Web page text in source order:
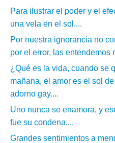
Para ilustrar el poder y el
una vela en el sol....
Por nuestra ignorancia no
por el error, las entendemos
¿Qué es la vida, cuando se
mañana, el amor es el sol
adorno gay....
Uno nunca se enamora, y
fue su condena....
Grandes sentimientos a